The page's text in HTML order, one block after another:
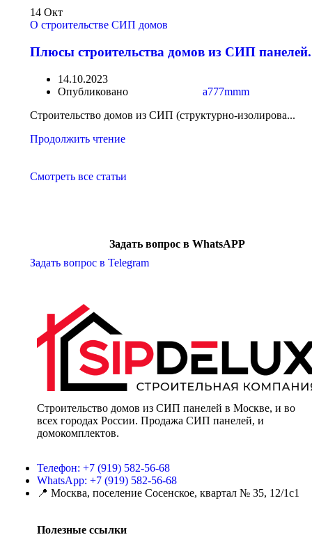
14 Окт
О строительстве СИП домов
Плюсы строительства домов из СИП панелей.
14.10.2023
Опубликовано
a777mmm
Строительство домов из СИП (структурно-изолирова...
Продолжить чтение
Смотреть все статьи
Задать вопрос в WhatsAPP
Задать вопрос в Telegram
Строительство домов из СИП панелей в Москве, и во
всех городах России. Продажа СИП панелей, и
домокомплектов.
Телефон: +7 (919) 582-56-68
WhatsApp: +7 (919) 582-56-68
📍 Москва, поселение Сосенское, квартал № 35, 12/1с1
Полезные ссылки